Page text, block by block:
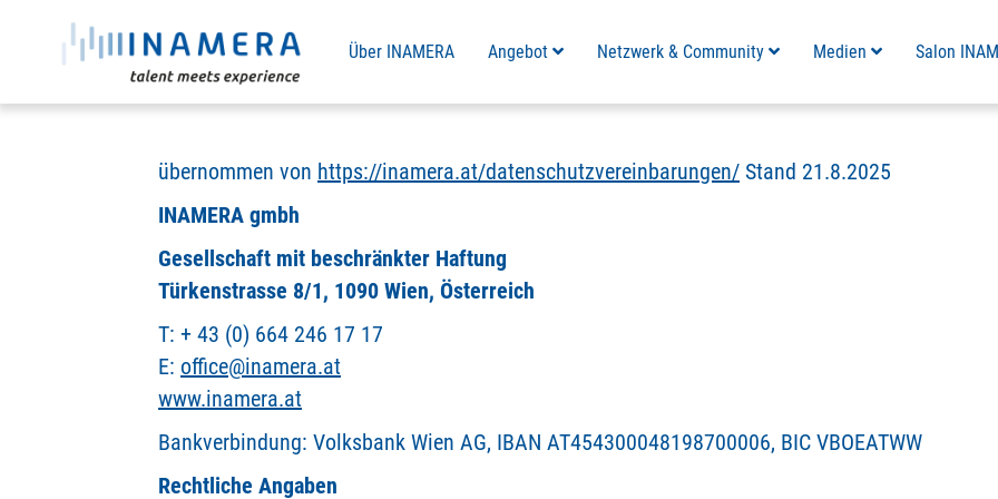
Über INAMERA Angebot Netzwerk & Community Medien Salon
übernommen von https://inamera.at/datenschutzvereinbarungen/ Stand 21.8.2025
INAMERA gmbh
Gesellschaft mit beschränkter Haftung
Türkenstrasse 8/1, 1090 Wien, Österreich
T: + 43 (0) 664 246 17 17
E: office@inamera.at
www.inamera.at
Bankverbindung: Volksbank Wien AG, IBAN AT454300048198700006, BIC VBOEATWW
Rechtliche Angaben